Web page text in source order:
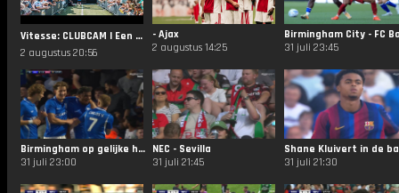
Vitesse: CLUBCAM | Een zonnige Fandag op Papendal! ☀️
2 augustus 20:56
- Ajax
2 augustus 14:25
31 juli 23:45
Birmingham op gelijke hoogte tegen Barcelona
31 juli 23:00
NEC - Sevilla
31 juli 21:45
31 juli 21:30